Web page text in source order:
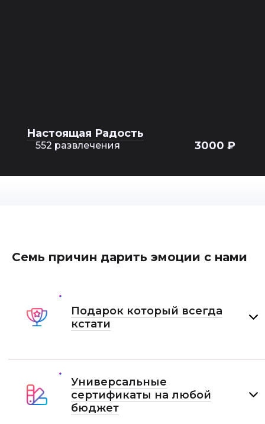
Настоящая Радость
552 развлечения 3000 ₽
Семь причин дарить эмоции с нами
Подарок который всегда
кстати
Универсальные
сертификаты на любой
бюджет